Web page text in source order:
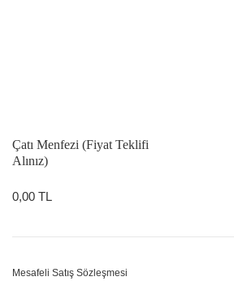
Çatı Menfezi (Fiyat Teklifi
Alınız)
0,00 TL
Mesafeli Satış Sözleşmesi